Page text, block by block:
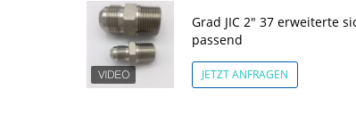
Grad JIC 2" 37 erweiterte
passend
JETZT ANFRAGEN